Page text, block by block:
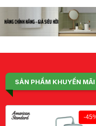
SẢN PHẨM KHUYẾN MÃI
-